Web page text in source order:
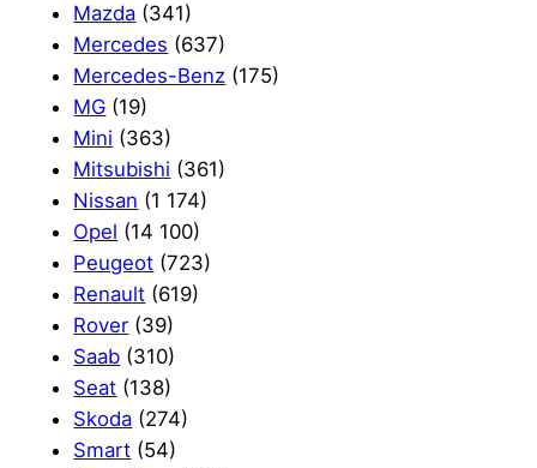
Mazda (341)
Mercedes (637)
Mercedes-Benz (175)
MG (19)
Mini (363)
Mitsubishi (361)
Nissan (1 174)
Opel (14 100)
Peugeot (723)
Renault (619)
Rover (39)
Saab (310)
Seat (138)
Skoda (274)
Smart (54)